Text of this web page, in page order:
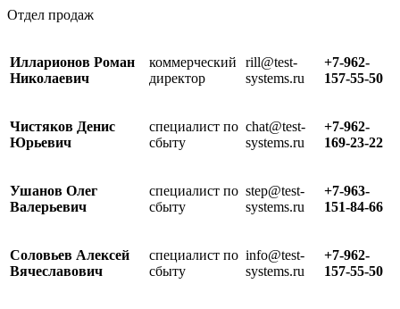
Отдел продаж
Илларионов Роман
Николаевич
коммерческий
директор
rill@test-
systems.ru
+7-962-
157-55-50
Чистяков Денис
Юрьевич
специалист по
сбыту
chat@test-
systems.ru
+7-962-
169-23-22
Ушанов Олег
Валерьевич
специалист по
сбыту
step@test-
systems.ru
+7-963-
151-84-66
Соловьев Алексей
Вячеславович
специалист по
сбыту
info@test-
systems.ru
+7-962-
157-55-50